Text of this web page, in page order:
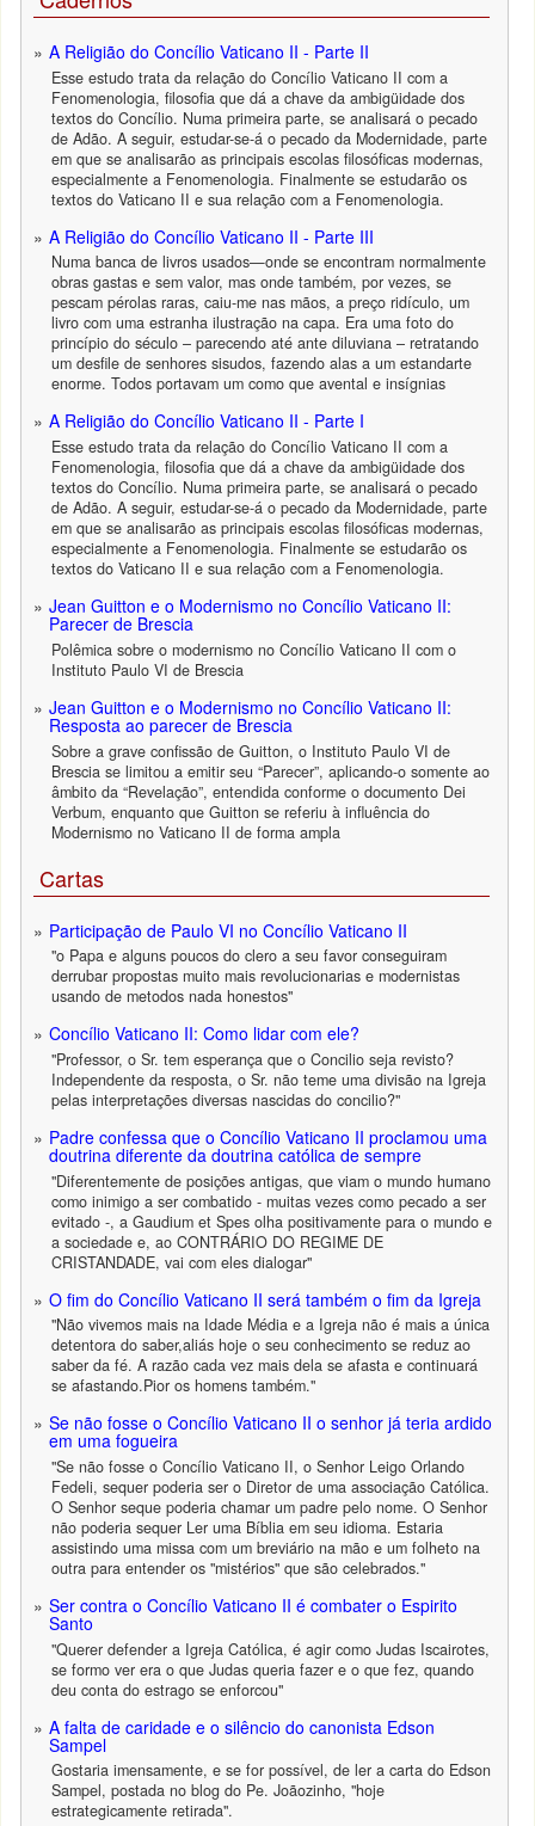
A Religião do Concílio Vaticano II - Parte II
Esse estudo trata da relação do Concílio Vaticano II com a
Fenomenologia, filosofia que dá a chave da ambigüidade dos
textos do Concílio. Numa primeira parte, se analisará o pecado
de Adão. A seguir, estudar-se-á o pecado da Modernidade, parte
em que se analisarão as principais escolas filosóficas modernas,
especialmente a Fenomenologia. Finalmente se estudarão os
textos do Vaticano II e sua relação com a Fenomenologia.
A Religião do Concílio Vaticano II - Parte III
Numa banca de livros usados—onde se encontram normalmente
obras gastas e sem valor, mas onde também, por vezes, se
pescam pérolas raras, caiu-me nas mãos, a preço ridículo, um
livro com uma estranha ilustração na capa. Era uma foto do
princípio do século – parecendo até ante diluviana – retratando
um desfile de senhores sisudos, fazendo alas a um estandarte
enorme. Todos portavam um como que avental e insígnias
A Religião do Concílio Vaticano II - Parte I
Esse estudo trata da relação do Concílio Vaticano II com a
Fenomenologia, filosofia que dá a chave da ambigüidade dos
textos do Concílio. Numa primeira parte, se analisará o pecado
de Adão. A seguir, estudar-se-á o pecado da Modernidade, parte
em que se analisarão as principais escolas filosóficas modernas,
especialmente a Fenomenologia. Finalmente se estudarão os
textos do Vaticano II e sua relação com a Fenomenologia.
Jean Guitton e o Modernismo no Concílio Vaticano II:
Parecer de Brescia
Polêmica sobre o modernismo no Concílio Vaticano II com o
Instituto Paulo VI de Brescia
Jean Guitton e o Modernismo no Concílio Vaticano II:
Resposta ao parecer de Brescia
Sobre a grave confissão de Guitton, o Instituto Paulo VI de
Brescia se limitou a emitir seu “Parecer”, aplicando-o somente ao
âmbito da “Revelação”, entendida conforme o documento Dei
Verbum, enquanto que Guitton se referiu à influência do
Modernismo no Vaticano II de forma ampla
Cartas
Participação de Paulo VI no Concílio Vaticano II
"o Papa e alguns poucos do clero a seu favor conseguiram
derrubar propostas muito mais revolucionarias e modernistas
usando de metodos nada honestos"
Concílio Vaticano II: Como lidar com ele?
"Professor, o Sr. tem esperança que o Concilio seja revisto?
Independente da resposta, o Sr. não teme uma divisão na Igreja
pelas interpretações diversas nascidas do concilio?"
Padre confessa que o Concílio Vaticano II proclamou uma
doutrina diferente da doutrina católica de sempre
"Diferentemente de posições antigas, que viam o mundo humano
como inimigo a ser combatido - muitas vezes como pecado a ser
evitado -, a Gaudium et Spes olha positivamente para o mundo e
a sociedade e, ao CONTRÁRIO DO REGIME DE
CRISTANDADE, vai com eles dialogar"
O fim do Concílio Vaticano II será também o fim da Igreja
"Não vivemos mais na Idade Média e a Igreja não é mais a única
detentora do saber,aliás hoje o seu conhecimento se reduz ao
saber da fé. A razão cada vez mais dela se afasta e continuará
se afastando.Pior os homens também."
Se não fosse o Concílio Vaticano II o senhor já teria ardido
em uma fogueira
"Se não fosse o Concílio Vaticano II, o Senhor Leigo Orlando
Fedeli, sequer poderia ser o Diretor de uma associação Católica.
O Senhor seque poderia chamar um padre pelo nome. O Senhor
não poderia sequer Ler uma Bíblia em seu idioma. Estaria
assistindo uma missa com um breviário na mão e um folheto na
outra para entender os "mistérios" que são celebrados."
Ser contra o Concílio Vaticano II é combater o Espirito
Santo
"Querer defender a Igreja Católica, é agir como Judas Iscairotes,
se formo ver era o que Judas queria fazer e o que fez, quando
deu conta do estrago se enforcou"
A falta de caridade e o silêncio do canonista Edson
Sampel
Gostaria imensamente, e se for possível, de ler a carta do Edson
Sampel, postada no blog do Pe. Joãozinho, "hoje
estrategicamente retirada".